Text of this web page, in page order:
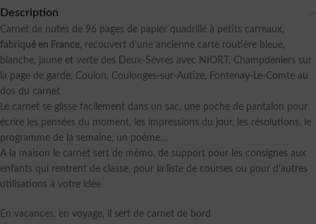
Description
Carnet de notes de 96 pages de papier quadrillé à petits carreaux,
fabriqué en France, recouvert d’une ancienne carte routière bleue,
blanche, jaune et verte des Deux-Sévres avec NIORT, Champdeniers sur
la page de garde, Coulon, Coulonges-sur-Autize, Fontenay-Le-Comte au
dos du carnet
Le carnet se glisse facilement dans un sac, une poche de pantalon pour
écrire les pensées du moment, les impressions du jour, les résolutions, le
programme de la semaine, un poème…
A la maison le carnet sert de mémo, de support pour les consignes aux
enfants qui rentrent de classe, pour la liste de courses ou pour d’autres
utilisations à votre idée
En vacances, en voyage, il sert de carnet de bord